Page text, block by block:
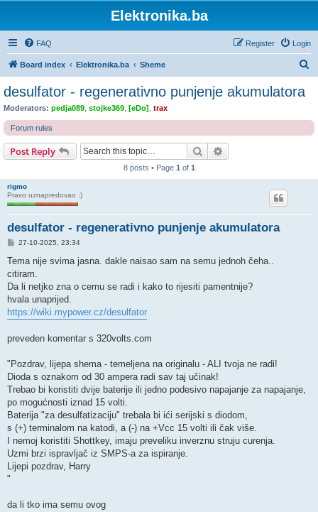
Elektronika.ba
FAQ Login
Register
Board index Elektronika.ba Sheme
c
desulfator - regenerativno punjenje akumulatora
Moderators: pedja089 stojke369 [eDo] trax
Forum rules
Post Reply Search
8 posts • Page 1 of 1
rigmo
Pravo uznapredovao :)
desulfator - regenerativno punjenje akumulatora
P
s
27-10-2025, 23:34
Tema nije svima jasna. dakle naisao sam na semu jednoh čeha..
citiram.
Da li netjko zna o cemu se radi i kako to rijesiti pamentnije?
hvala unaprijed.
https://wiki.mypower.cz/desulfator
preveden komentar s 320volts.com
"Pozdrav, lijepa shema - temeljena na originalu - ALI tvoja ne radi!
Dioda s oznakom od 30 ampera radi sav taj učinak!
Trebao bi koristiti dvije baterije ili jedno podesivo napajanje za napajanje,
po mogućnosti iznad 15 volti.
Baterija "za desulfatizaciju" trebala bi ići serijski s diodom,
s (+) terminalom na katodi, a (-) na +Vcc 15 volti ili čak više.
I nemoj koristiti Shottkey, imaju preveliku inverznu struju curenja.
Uzmi brzi ispravljač iz SMPS-a za ispiranje.
Lijepi pozdrav, Harry
"
da li tko ima semu ovog